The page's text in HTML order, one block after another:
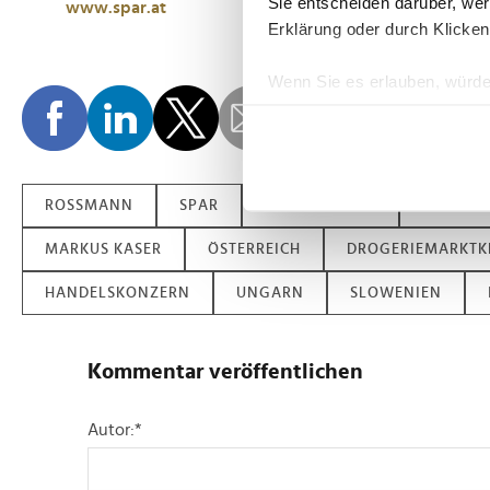
Erklärung oder durch
Wenn Sie es erlauben,
Erfahren Sie mehr darüber,
Wir verwenden Cookies, um
und die Zugriffe auf unsere
Website an unsere Partner
www.spar.at
ROSSMANN SPAR
MARKUS KASER ÖSTERREICH
HANDELSKONZERN UNGARN SLOWENIEN
Kommentar veröffentlichen
Autor:*